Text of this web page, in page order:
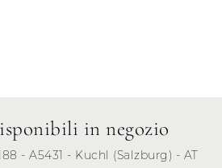
in negozio
- A5431 - Kuchl (Salzburg) - AT